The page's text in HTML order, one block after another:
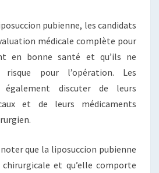
pubienne, les candidats
médicale complète pour
en bonne santé et qu’ils ne
risque pour l’opération. Les
également discuter de leurs
et de leurs médicaments
que la liposuccion pubienne
et qu’elle comporte